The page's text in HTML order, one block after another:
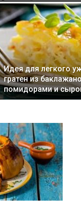
Идея для легкого
гратен из
помидорами и